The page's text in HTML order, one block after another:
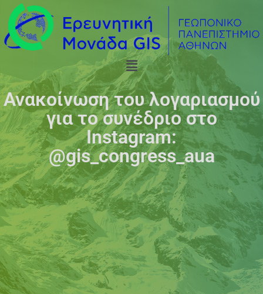
Ανακοίνωση του λογαριασμού
για το συνέδριο στο
Instagram:
@gis_congress_aua